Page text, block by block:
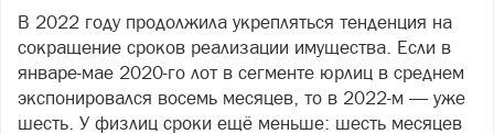
В 2022 году продолжила укрепляться тенденция на
сокращение сроков реализации имущества. Если в
январе-мае 2020-го лот в сегменте юрлиц в среднем
экспонировался восемь месяцев, то в 2022-м — уже
шесть. У физлиц сроки ещё меньше: шесть месяцев